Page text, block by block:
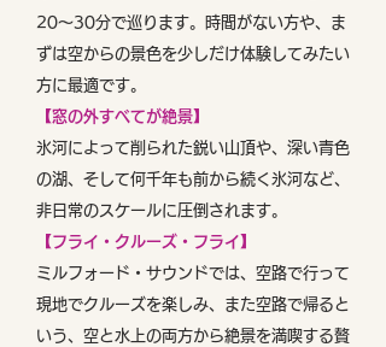
20〜30分で巡ります。時間がない方や、ま
ずは空からの景色を少しだけ体験してみたい
方に最適です。
【窓の外すべてが絶景】
氷河によって削られた鋭い山頂や、深い青色
の湖、そして何千年も前から続く氷河など、
非日常のスケールに圧倒されます。
【フライ・クルーズ・フライ】
ミルフォード・サウンドでは、空路で行って
現地でクルーズを楽しみ、また空路で帰ると
いう、空と水上の両方から絶景を満喫する贅